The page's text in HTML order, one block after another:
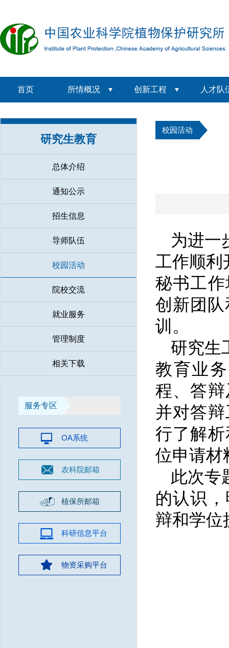
首页 所情概况 创新工程 人才队
研究生教育
总体介绍
通知公示
招生信息
导师队伍
校园活动
院校交流
就业服务
管理制度
相关下载
服务专区
OA系统
农科院邮箱
植保所邮箱
科研信息平台
物资采购平台
校园活动
为进一
工作顺利
秘书工
创新团
训。
研究生
教育业
程、答
并对答
行了解
位申请材
此次专
的认识
辩和学位